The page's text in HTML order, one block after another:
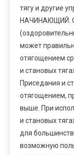
тягу и другие
НАЧИНАЮЩИЙ.
может
отягощением
и становых
Приседания и
отягощением,
выше. При
и становых
для
возможную